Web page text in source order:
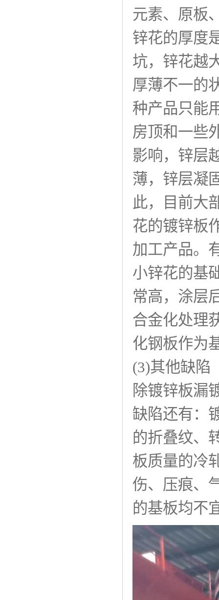
元素、原板
锌花的厚度
坑，锌花越
厚薄不一的
种产品只能
房顶和一些
影响，锌层
薄，锌层凝
此，目前大
花的镀锌板
加工产品。
小锌花的基
常高，涂层
合金化处理
化钢板作为
(3)其他缺陷
除镀锌板漏
缺陷还有：
的折叠纹、
板质量的冷
伤、压痕、
的基板均不